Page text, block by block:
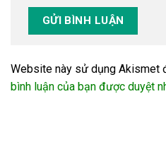
Website này sử dụng Akismet
bình luận của bạn được duyệt